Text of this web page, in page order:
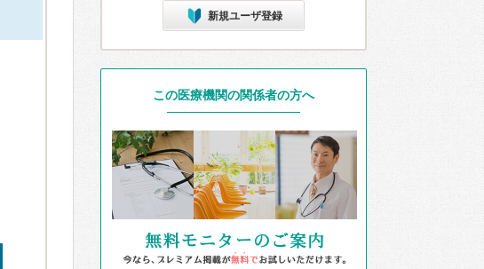
新規ユーザ登録
この医療機関の関係者の方へ